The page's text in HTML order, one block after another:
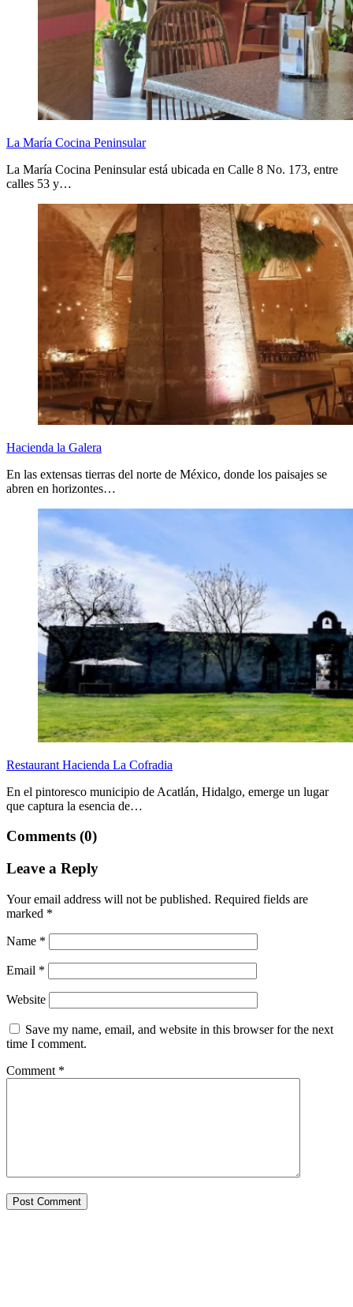
La María Cocina Peninsular
La María Cocina Peninsular está ubicada en Calle 8 No. 173, entre
calles 53 y…
Hacienda la Galera
En las extensas tierras del norte de México, donde los paisajes se
abren en horizontes…
Restaurant Hacienda La Cofradia
En el pintoresco municipio de Acatlán, Hidalgo, emerge un lugar
que captura la esencia de…
Comments (0)
Leave a Reply
Your email address will not be published. Required fields are
marked *
Name *
Email *
Website
Save my name, email, and website in this browser for the next
time I comment.
Comment *